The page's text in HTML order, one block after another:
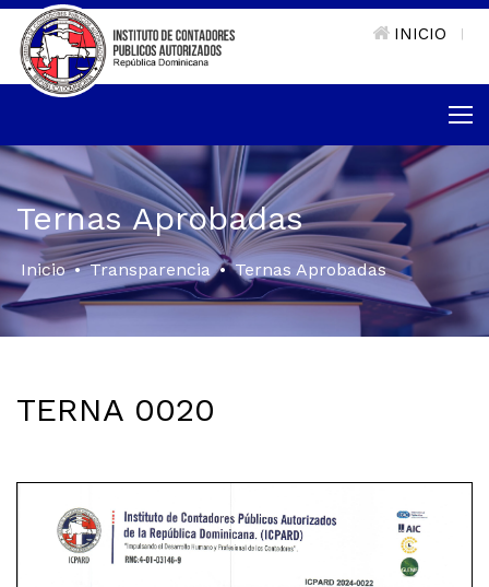
INICIO
Ternas Aprobadas
Inicio • Transparencia • Ternas Aprobadas
TERNA 0020